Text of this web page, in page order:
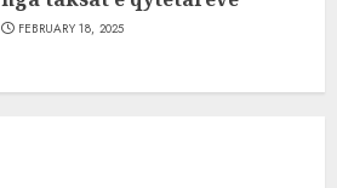
FEBRUARY 18, 2025